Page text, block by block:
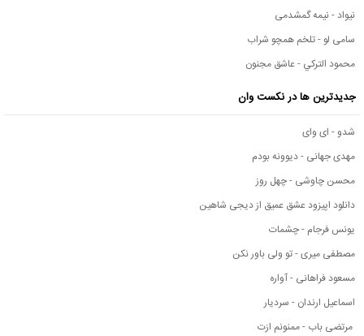
نیواد - نیمه گمشدمی
سامی لو - تلخم همچو شراب
محمود التركي - عاشق مجنون
جدیدترین ها در نکست وان
شدو - ای وای
مهدی جهانی - دیوونه بودم
محسن چاوشی - چهل روز
دانلود اپیزود عشق عمیق از دیجی شاهین
یونس فرجام - چشمات
مصطفی میری - تو ولی باور نکن
مسعود فراهانی - آواره
اسماعیل ارندان - سردیار
مرتضی باب - ممنونم ازت